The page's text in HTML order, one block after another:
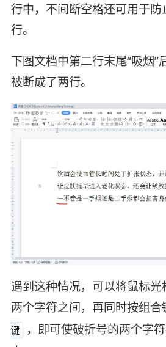
行中，不间断空格还可用于防
行。
下图文档中第二行末尾“吸烟”
被断成了两行。
遇到这种情况，可以将鼠标
两个字符之间，再同时按组合
键
，即可使破折号的两个字